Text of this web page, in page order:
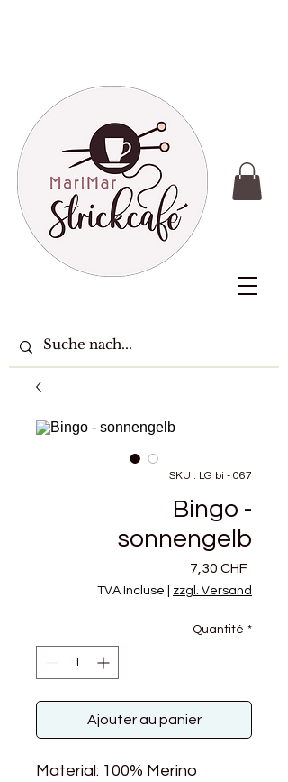
SKU : LG bi - 067
Bingo -
sonnengelb
7,30 CHFPrix
TVA Incluse zzgl. Versand
Quantité *
Ajouter au panier
Material: 100% Merino